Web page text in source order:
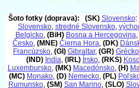
Šoto fotky (doprava): (SK) Slovensko:
Slovensko, stredné Slovensko,
Belgicko, (BiH) Bosna a Hercegovina,
Česko, (MNE) Čierna Hora, (DK)
Francúzsko, (GI) Gibraltar, (GR) Grécko
(IND) India, (IRL) Írsko, (RKS)
Luxembursko, (MK) Macedónsko, (H)
(MC) Monako, (D) Nemecko, (PL)
Rumunsko, (SM) San Marino, (SLO)